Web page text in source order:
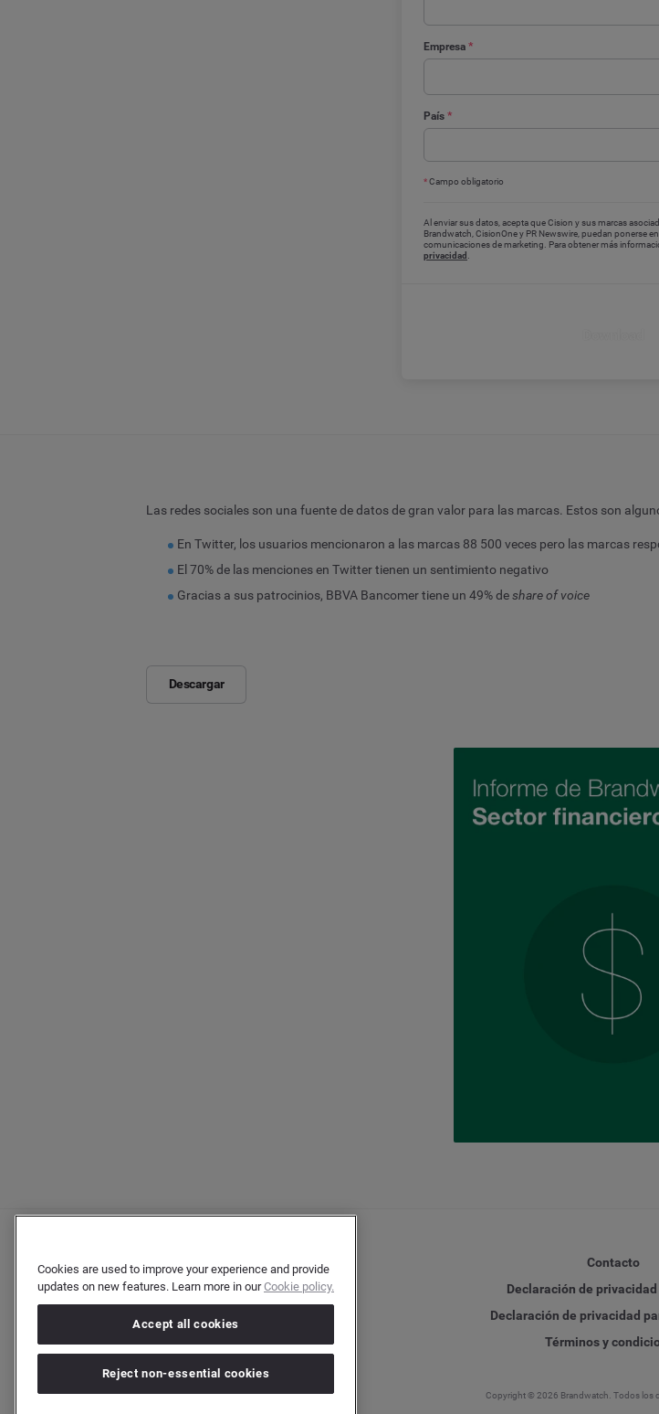
Empresa *
País *
*Campo obligatorio
Al enviar sus datos, acepta que Cision y sus marcas
Brandwatch, CisionOne y PR Newswire, puedan ponerse
comunicaciones de marketing. Para obtener más
privacidad
Las redes sociales son una fuente de datos de gran valor para las marcas. Estos son
En Twitter, los usuarios mencionaron a las marcas 88 500 veces pero las marcas
El 70% de las menciones en Twitter tienen un sentimiento negativo
Gracias a sus patrocinios, BBVA Bancomer tiene un 49% deshare of voice
Descargar
Contacto
Declaración de
Declaración de privacidad
Términos y
Copyright © 2026 Brandwatch. Todos los
Cookies are used to improve your experience and provide
updates on new features. Learn more in ourCookie policy.
Accept all cookies
Reject non-essential cookies